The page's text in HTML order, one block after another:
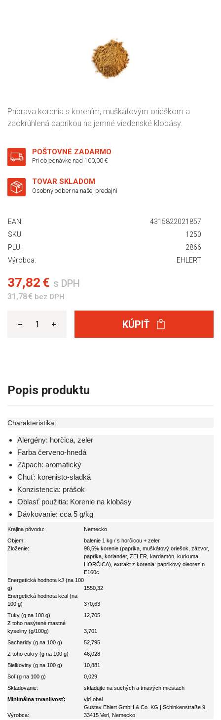
Príprava korenia s korením, muškátovým orieškom a
zaokrúhlená paprikou na jemné viedenské klobásy.
POŠTOVNÉ ZADARMO
Pri objednávke nad 100,00 €
TOVAR SKLADOM
Osobný odber na našej predajni
EAN:
4315822021857
SKU:
1250
PLU:
2866
Výrobca:
EHLERT
37,82 € s DPH
31,78 € bez DPH
KÚPIŤ
Popis produktu
Charakteristika:
Alergény: horčica, zeler
Farba červeno-hnedá
Zápach: aromatický
Chuť: korenisto-sladká
Konzistencia: prášok
Oblasť použitia: Korenie na klobásy
Dávkovanie: cca 5 g/kg
Krajina pôvodu:
Nemecko
Objem:
balenie 1 kg / s horčicou + zeler
Zloženie:
98,5% korenie (paprika, muškátový oriešok, zázvor,
paprika, koriander, ZELER, kardamón, kurkuma,
HORČICA), extrakt z korenia: paprikový oleorezín
E160c
Energetická hodnota kJ (na 100
g)
1550,32
Energetická hodnota kcal (na
100 g)
370,63
Tuky (g na 100 g)
12,705
Z toho nasýtené mastné
kyseliny (g/100g)
3,701
Sacharidy (g na 100 g)
52,795
Z toho cukry (g na 100 g)
46,028
Bielkoviny (g na 100 g)
10,881
Soľ (g na 100 g)
0,029
Skladovanie:
skladujte na suchých a tmavých miestach
Minimálna trvanlivosť:
viď obal
Výrobca:
Gustav Ehlert GmbH & Co. KG | Schinkenstraße 9,
33415 Verl, Nemecko